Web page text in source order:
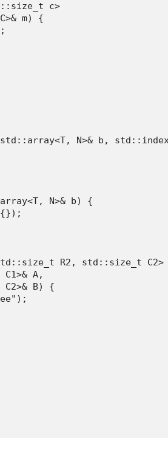
c>
m) {
N>& b,
N>& b) {
R2, std::size_t C2>
A,
C2>& B) {